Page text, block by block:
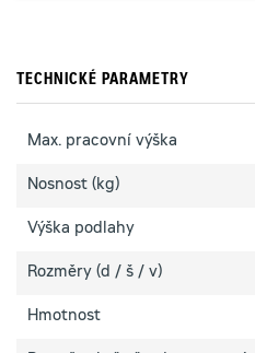
TECHNICKÉ PARAMETRY
Max. pracovní výška
Nosnost (kg)
Výška podlahy
Rozměry (d / š / v)
Hmotnost